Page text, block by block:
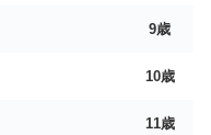
9歳
10歳
11歳